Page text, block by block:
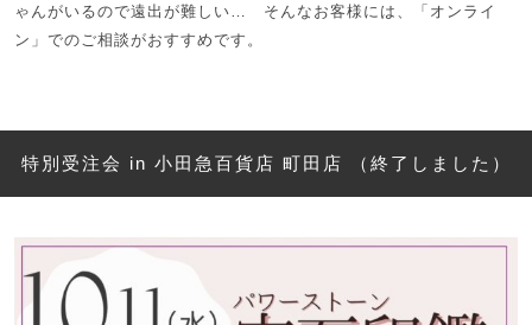
ゃんがいるので遠出が難しい… そんなお客様には、「オンライ
ン」でのご相談がおすすめです。
特別受注会 in 小田急百貨店 町田店 （終了しました）